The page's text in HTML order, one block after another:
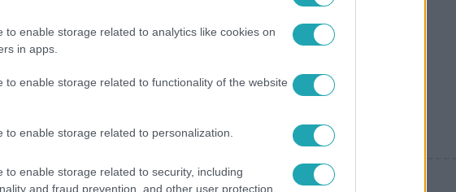
to enable storage related to analytics like cookies on
in apps.
to enable storage related to functionality of the website
to enable storage related to personalization.
to enable storage related to security, including
and fraud prevention, and other user protection.
lőtt egy hallgatót a tanár
a pisztolyát.